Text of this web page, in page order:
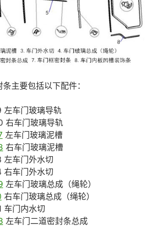
主要包括以下配件：
左车门玻璃导轨
右车门玻璃导轨
左车门玻璃泥槽
右车门玻璃泥槽
左车门外水切
右车门外水切
左车门玻璃总成（绳轮）
右车门玻璃总成（绳轮）
车门内水切
左车门二道密封条总成